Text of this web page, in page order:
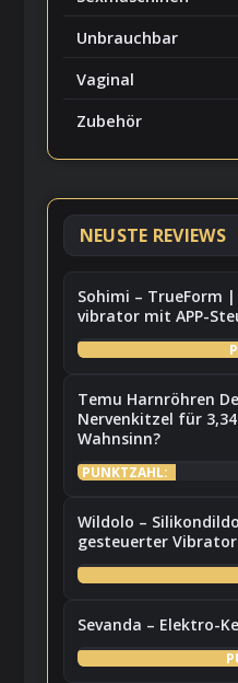
Unbrauchbar
Vaginal
Zubehör
NEUSTE REVIEWS
Sohimi – TrueForm
vibrator mit APP-
Temu Harnröhren
Nervenkitzel für
Wahnsinn?
PUNKTZAHL:
Wildolo –
gesteuerter
Sevanda – Elektro-